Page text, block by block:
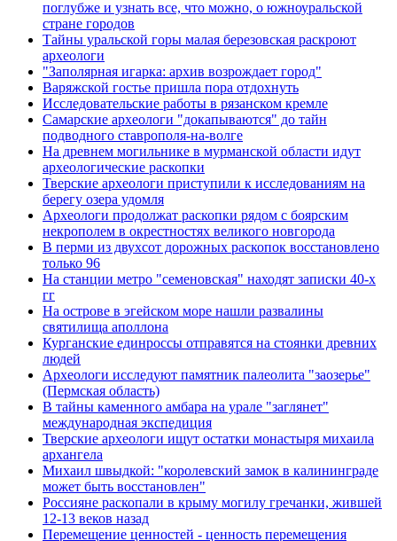
поглубже и узнать все, что можно, о южноуральской
стране городов
Тайны уральской горы малая березовская раскроют
археологи
"Заполярная игарка: архив возрождает город"
Варяжской гостье пришла пора отдохнуть
Исследовательские работы в рязанском кремле
Самарские археологи "докапываются" до тайн
подводного ставрополя-на-волге
На древнем могильнике в мурманской области идут
археологические раскопки
Тверские археологи приступили к исследованиям на
берегу озера удомля
Археологи продолжат раскопки рядом с боярским
некрополем в окрестностях великого новгорода
В перми из двухсот дорожных раскопок восстановлено
только 96
На станции метро "семеновская" находят записки 40-х
гг
На острове в эгейском море нашли развалины
святилища аполлона
Курганские единроссы отправятся на стоянки древних
людей
Археологи исследуют памятник палеолита "заозерье"
(Пермская область)
В тайны каменного амбара на урале "заглянет"
международная экспедиция
Тверские археологи ищут остатки монастыря михаила
архангела
Михаил швыдкой: "королевский замок в калининграде
может быть восстановлен"
Россияне раскопали в крыму могилу гречанки, жившей
12-13 веков назад
Перемещение ценностей - ценность перемещения